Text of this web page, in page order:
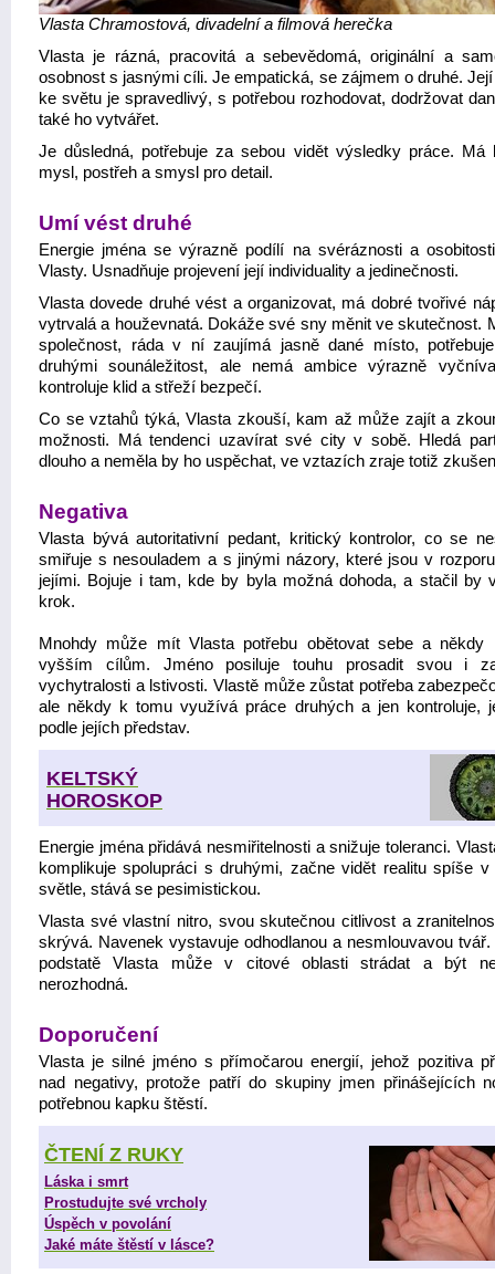
Vlasta Chramostová, divadelní a filmová herečka
Vlasta je rázná, pracovitá a sebevědomá, originální a
osobnost s jasnými cíli. Je empatická, se zájmem o druhé.
ke světu je spravedlivý, s potřebou rozhodovat, dodržovat
také ho vytvářet.
Je důsledná, potřebuje za sebou vidět výsledky práce. Má
mysl, postřeh a smysl pro detail.
Umí vést druhé
Energie jména se výrazně podílí na svéráznosti a
Vlasty. Usnadňuje projevení její individuality a jedinečnosti.
Vlasta dovede druhé vést a organizovat, má dobré tvořivé
vytrvalá a houževnatá. Dokáže své sny měnit ve skutečnost.
společnost, ráda v ní zaujímá jasně dané místo,
druhými sounáležitost, ale nemá ambice výrazně
kontroluje klid a střeží bezpečí.
Co se vztahů týká, Vlasta zkouší, kam až může zajít a
možnosti. Má tendenci uzavírat své city v sobě. Hledá
dlouho a neměla by ho uspěchat, ve vztazích zraje totiž
Negativa
Vlasta bývá autoritativní pedant, kritický kontrolor, co se
smiřuje s nesouladem a s jinými názory, které jsou v
jejími. Bojuje i tam, kde by byla možná dohoda, a stačil by
krok.
Mnohdy může mít Vlasta potřebu obětovat sebe a někdy
vyšším cílům. Jméno posiluje touhu prosadit svou i
vychytralosti a lstivosti. Vlastě může zůstat potřeba
ale někdy k tomu využívá práce druhých a jen kontroluje,
podle jejích představ.
KELTSKÝ
HOROSKOP
Energie jména přidává nesmiřitelnosti a snižuje toleranci.
komplikuje spolupráci s druhými, začne vidět realitu spíše v
světle, stává se pesimistickou.
Vlasta své vlastní nitro, svou skutečnou citlivost a
skrývá. Navenek vystavuje odhodlanou a nesmlouvavou
podstatě Vlasta může v citové oblasti strádat a být
nerozhodná.
Doporučení
Vlasta je silné jméno s přímočarou energií, jehož pozitiva
nad negativy, protože patří do skupiny jmen přinášejících
potřebnou kapku štěstí.
ČTENÍ Z RUKY
Láska i smrt
Prostudujte své vrcholy
Úspěch v povolání
Jaké máte štěstí v lásce?